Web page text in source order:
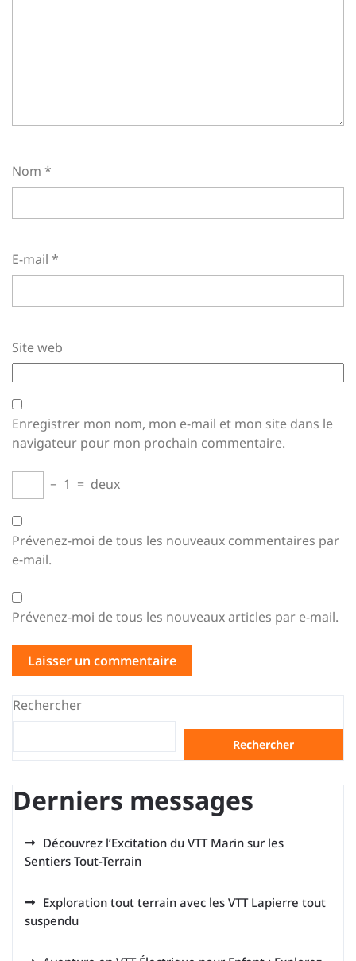
Nom *
E-mail *
Site web
Enregistrer mon nom, mon e-mail et mon site dans le
navigateur pour mon prochain commentaire.
− 1 = deux
Prévenez-moi de tous les nouveaux commentaires par
e-mail.
Prévenez-moi de tous les nouveaux articles par e-mail.
Rechercher
Rechercher
Derniers messages
Découvrez l’Excitation du VTT Marin sur les
Sentiers Tout-Terrain
Exploration tout terrain avec les VTT Lapierre tout
suspendu